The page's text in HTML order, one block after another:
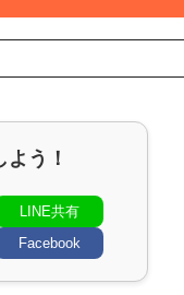
う！
LINE共有
Facebook